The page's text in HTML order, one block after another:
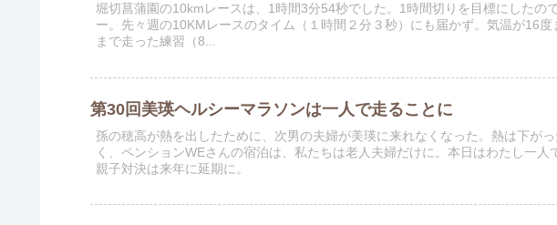
堀切菖蒲園の10kmレースは、1時間3分54秒でした。1時間切りを目標にしたの
ー。先々週の10KMレースのタイム（１時間２分３秒）にも届かず。気温が16
まで走った練習（8...
第30回美瑛ヘルシーマラソンは一人で走ることに
孫の穂高が熱を出したために、次男の夫婦が美瑛に来れなくなった。熱は下が
く、ペンションWEさんの宿泊は、私たちは老人夫婦だけに。本日はわたし一
親子対決は来年に延期に。